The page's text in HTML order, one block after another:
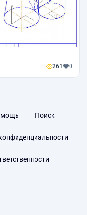
261 0
Поиск